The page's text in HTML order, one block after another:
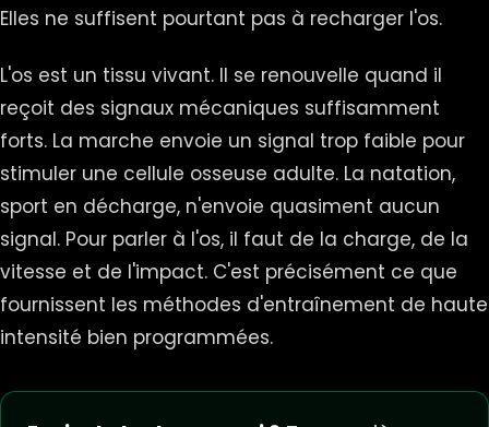
Elles ne suffisent pourtant pas à recharger l'os.
L'os est un tissu vivant. Il se renouvelle quand il
reçoit des signaux mécaniques suffisamment
forts. La marche envoie un signal trop faible pour
stimuler une cellule osseuse adulte. La natation,
sport en décharge, n'envoie quasiment aucun
signal. Pour parler à l'os, il faut de la charge, de la
vitesse et de l'impact. C'est précisément ce que
fournissent les méthodes d'entraînement de haute
intensité bien programmées.